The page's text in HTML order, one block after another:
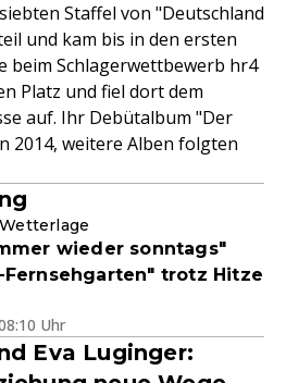
Staffel von "Deutschland
und kam bis in den ersten
beim Schlagerwettbewerb hr4
Platz und fiel dort dem
auf. Ihr Debütalbum "Der
2014, weitere Alben folgten
wieder sonntags"
Fernsehgarten" trotz Hitze
Uhr
Eva Luginger: